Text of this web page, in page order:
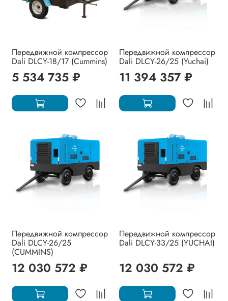
Передвижной компрессор
Dali DLCY-18/17 (Cummins)
5 534 735 ₽
Передвижной компрессор
Dali DLCY-26/25 (Yuchai)
11 394 357 ₽
Передвижной компрессор
Dali DLCY-26/25
(CUMMINS)
12 030 572 ₽
Передвижной компрессор
Dali DLCY-33/25 (YUCHAI)
12 030 572 ₽